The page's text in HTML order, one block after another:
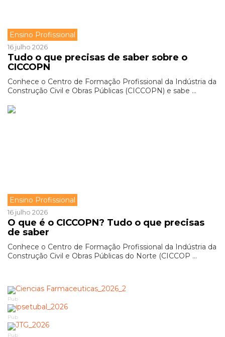
Ensino Profissional
16 julho 2026
Tudo o que precisas de saber sobre o
CICCOPN
Conhece o Centro de Formação Profissional da Indústria da
Construção Civil e Obras Públicas (CICCOPN) e sabe ...
Ensino Profissional
16 julho 2026
O que é o CICCOPN? Tudo o que precisas
de saber
Conhece o Centro de Formação Profissional da Indústria da
Construção Civil e Obras Públicas do Norte (CICCOP ...
Pub
Pub
Pub